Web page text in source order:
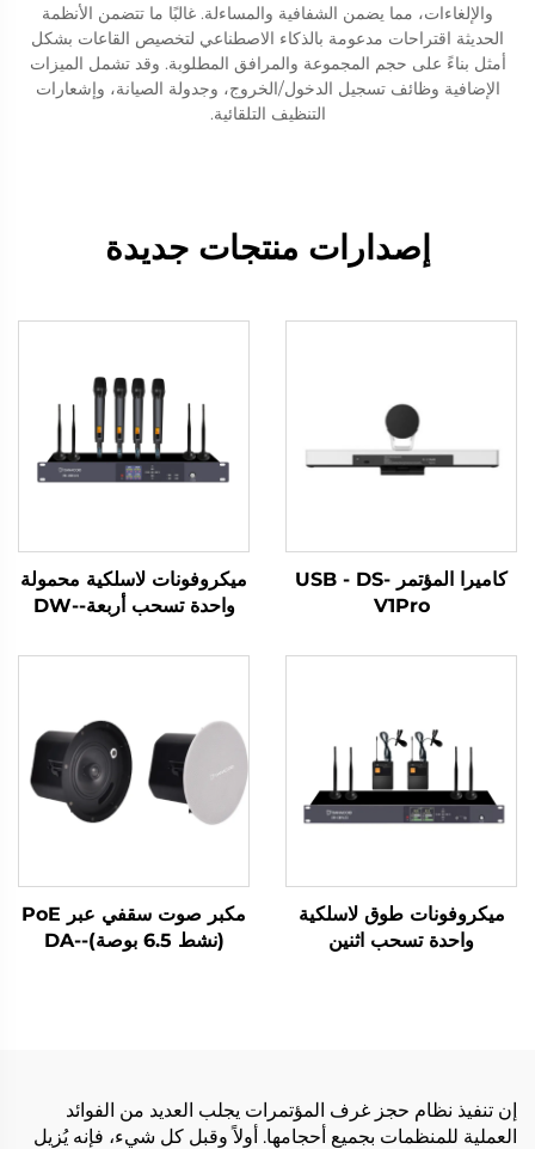
والإلغاءات، مما يضمن الشفافية والمساءلة. غالبًا ما تتضمن الأنظمة
الحديثة اقتراحات مدعومة بالذكاء الاصطناعي لتخصيص القاعات بشكل
أمثل بناءً على حجم المجموعة والمرافق المطلوبة. وقد تشمل الميزات
الإضافية وظائف تسجيل الدخول/الخروج، وجدولة الصيانة، وإشعارات
التنظيف التلقائية.
إصدارات منتجات جديدة
كاميرا المؤتمر USB - DS-
V1Pro
ميكروفونات لاسلكية محمولة
واحدة تسحب أربعة-DW-
ميكروفونات طوق لاسلكية
واحدة تسحب اثنين
مكبر صوت سقفي عبر PoE
(نشط 6.5 بوصة)-DA-
إن تنفيذ نظام حجز غرف المؤتمرات يجلب العديد من الفوائد
العملية للمنظمات بجميع أحجامها. أولاً وقبل كل شيء، فإنه يُزيل